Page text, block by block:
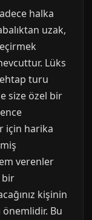
halka
uzak,
Lüks
turu
size özel bir
için harika
verenler
bir
kişinin
Bu